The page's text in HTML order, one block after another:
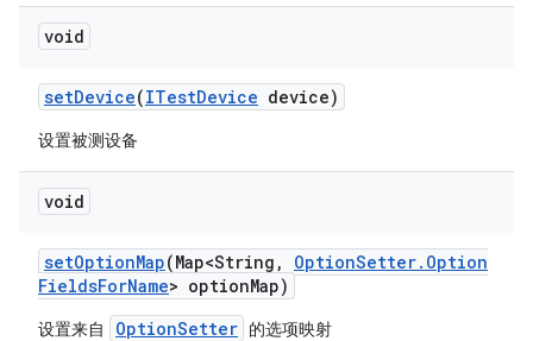
void
setDevice(ITestDevice device)
设置被测设备
void
setOptionMap(Map<String , OptionSetter. Option
FieldsForName> optionMap)
设置来自 OptionSetter 的选项映射